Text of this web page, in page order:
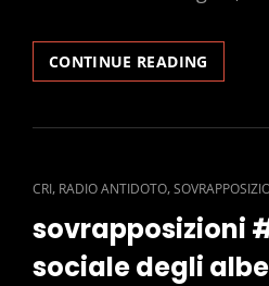
CONTINUE READING
#2.
VITA
ALBERI.
CAT
CRI, RADIO ANTIDOTO,
sovrapposizioni
sociale degli